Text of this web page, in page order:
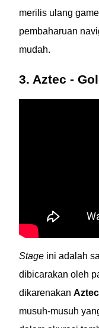
merilis ulang
pembaharuan
mudah.
3. Aztec -
Stage ini adalah
dibicarakan oleh
dikarenakan Aztec
musuh-musuh